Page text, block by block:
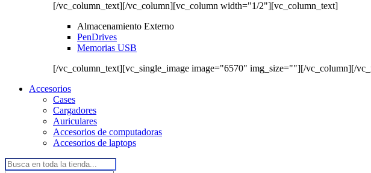
[/vc_column_text][/vc_column][vc_column width="1/2"][vc_column_text]
Almacenamiento Externo
PenDrives
Memorias USB
[/vc_column_text][vc_single_image image="6570" img_size=""][/vc_column][/
Accesorios
Cases
Cargadores
Auriculares
Accesorios de computadoras
Accesorios de laptops
Buscar: